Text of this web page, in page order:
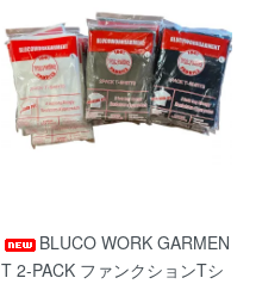
BLUCO WORK GARMEN
T 2-PACK ファンクションTシ